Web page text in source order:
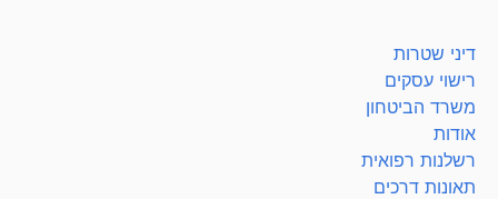
דיני שטרות
רישוי עסקים
משרד הביטחון
אודות
רשלנות רפואית
תאונות דרכים